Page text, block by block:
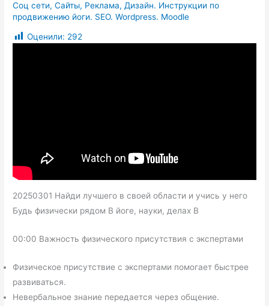
Соц сети, Сайты, Реклама, Дизайн. Инструкции по
продвижению йоги. SEO. Wordpress. Moodle
Оценили: 292
20250301 Найди лучшего в своей области и учись у него
Будь физически рядом В йоге, науки, делах В
00:00 Важность физического присутствия с экспертами
Физическое присутствие с экспертами помогает быстрее
развиваться.
Невербальное знание передается через общение.